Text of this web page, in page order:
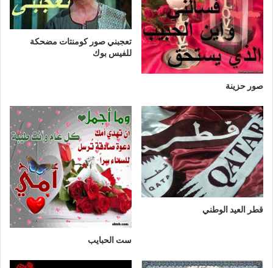
صور حزينة
تعجبني صور كومنتات مضحكة
للفيس بوك
قطر العيد الوطني
ست الحبايب